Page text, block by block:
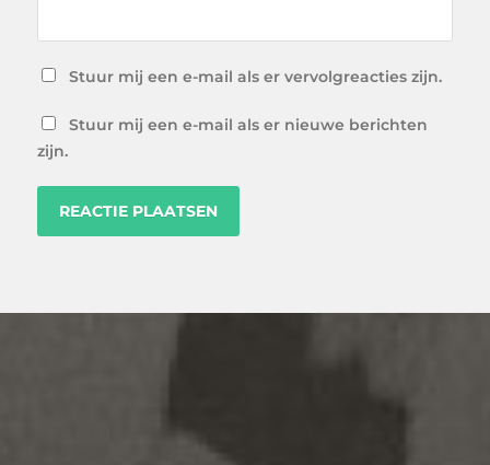
Stuur mij een e-mail als er vervolgreacties zijn.
Stuur mij een e-mail als er nieuwe berichten
zijn.